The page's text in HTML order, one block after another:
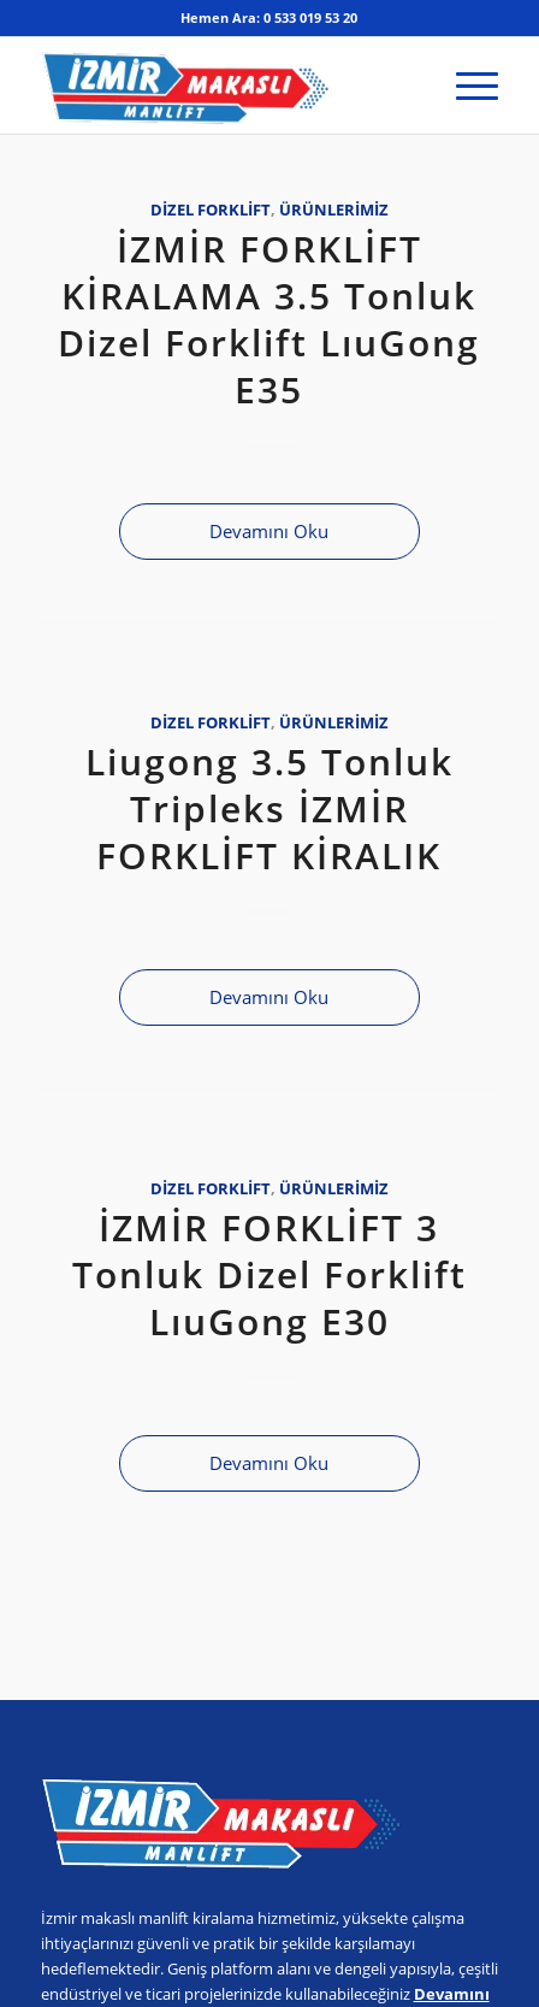
Hemen Ara: 0 533 019 53 20
DIZEL FORKLIFT, ÜRÜNLERIMIZ
İZMİR FORKLİFT
KİRALAMA 3.5 Tonluk
Dizel Forklift LıuGong
E35
Devamını Oku
DIZEL FORKLIFT, ÜRÜNLERIMIZ
Liugong 3.5 Tonluk
Tripleks İZMİR
FORKLİFT KİRALIK
Devamını Oku
DIZEL FORKLIFT, ÜRÜNLERIMIZ
İZMİR FORKLİFT 3
Tonluk Dizel Forklift
LıuGong E30
Devamını Oku
İzmir makaslı manlift kiralama hizmetimiz, yüksekte çalışma
ihtiyaçlarınızı güvenli ve pratik bir şekilde karşılamayı
hedeflemektedir. Geniş platform alanı ve dengeli yapısıyla, çeşitli
endüstriyel ve ticari projelerinizde kullanabileceğiniz Devamını